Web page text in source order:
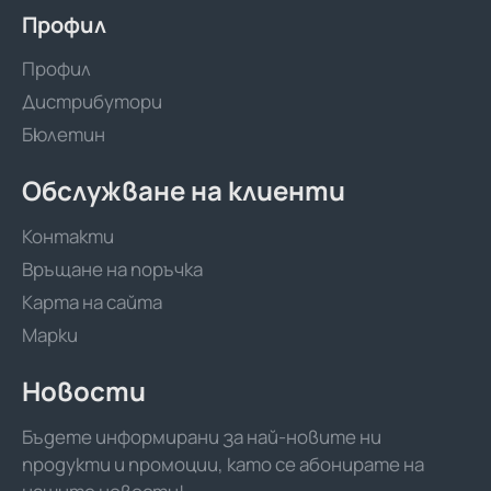
Профил
Профил
Дистрибутори
Бюлетин
Обслужване на клиенти
Контакти
Връщане на поръчка
Карта на сайта
Марки
Новости
Бъдете информирани за най-новите ни
продукти и промоции, като се абонирате на